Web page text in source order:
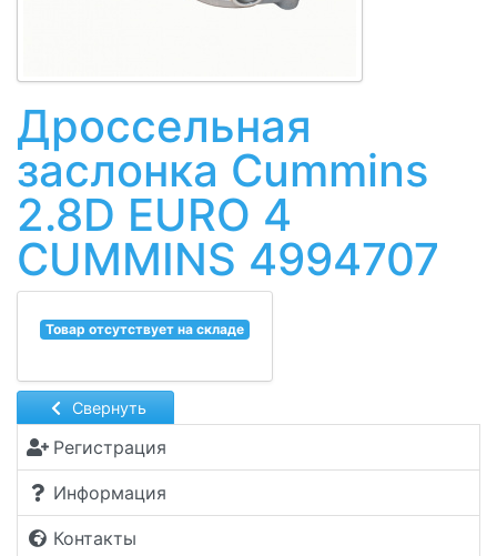
Свернуть
Регистрация
Информация
Контакты
Дроссельная
заслонка Cummins
2.8D EURO 4
CUMMINS 4994707
Товар отсутствует на складе